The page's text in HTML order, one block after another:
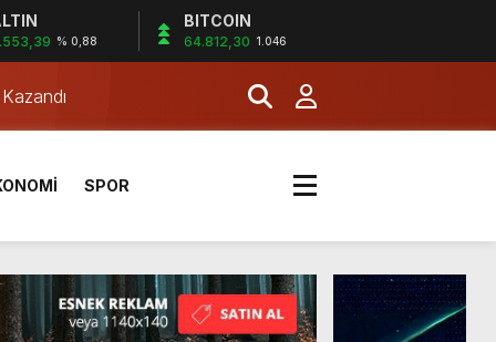
% 0,88
BITCOIN
64.812,30 1.046
SPOR